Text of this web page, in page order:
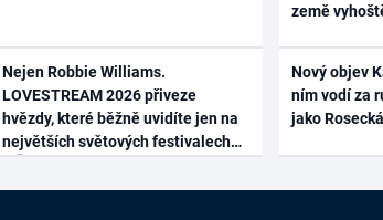
Nejen Robbie Williams.
LOVESTREAM 2026 přiveze
hvězdy, které běžně uvidíte jen na
největších světových festivalech
země
Nový objev
ním vodí za
jako Rosecká